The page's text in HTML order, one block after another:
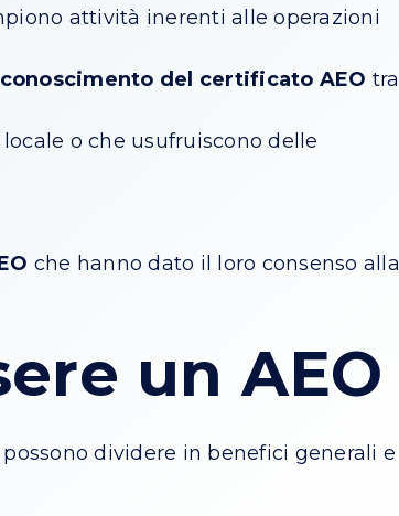
attività inerenti alle operazioni
del certificato AEO tra
o che usufruiscono delle
che hanno dato il loro consenso alla
un AEO
dividere in benefici generali e